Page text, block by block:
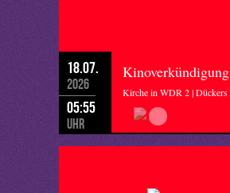
18.07.
2026
05:55
Uhr
Kinoverkündigung
Kirche in WDR 2 | Dückers